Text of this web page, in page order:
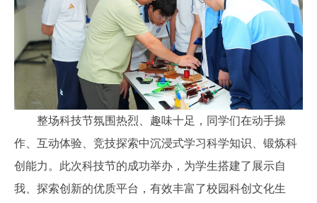
整场科技节氛围热烈、趣味十足，同学们在动手操
作、互动体验、竞技探索中沉浸式学习科学知识、锻炼科
创能力。此次科技节的成功举办，为学生搭建了展示自
我、探索创新的优质平台，有效丰富了校园科创文化生